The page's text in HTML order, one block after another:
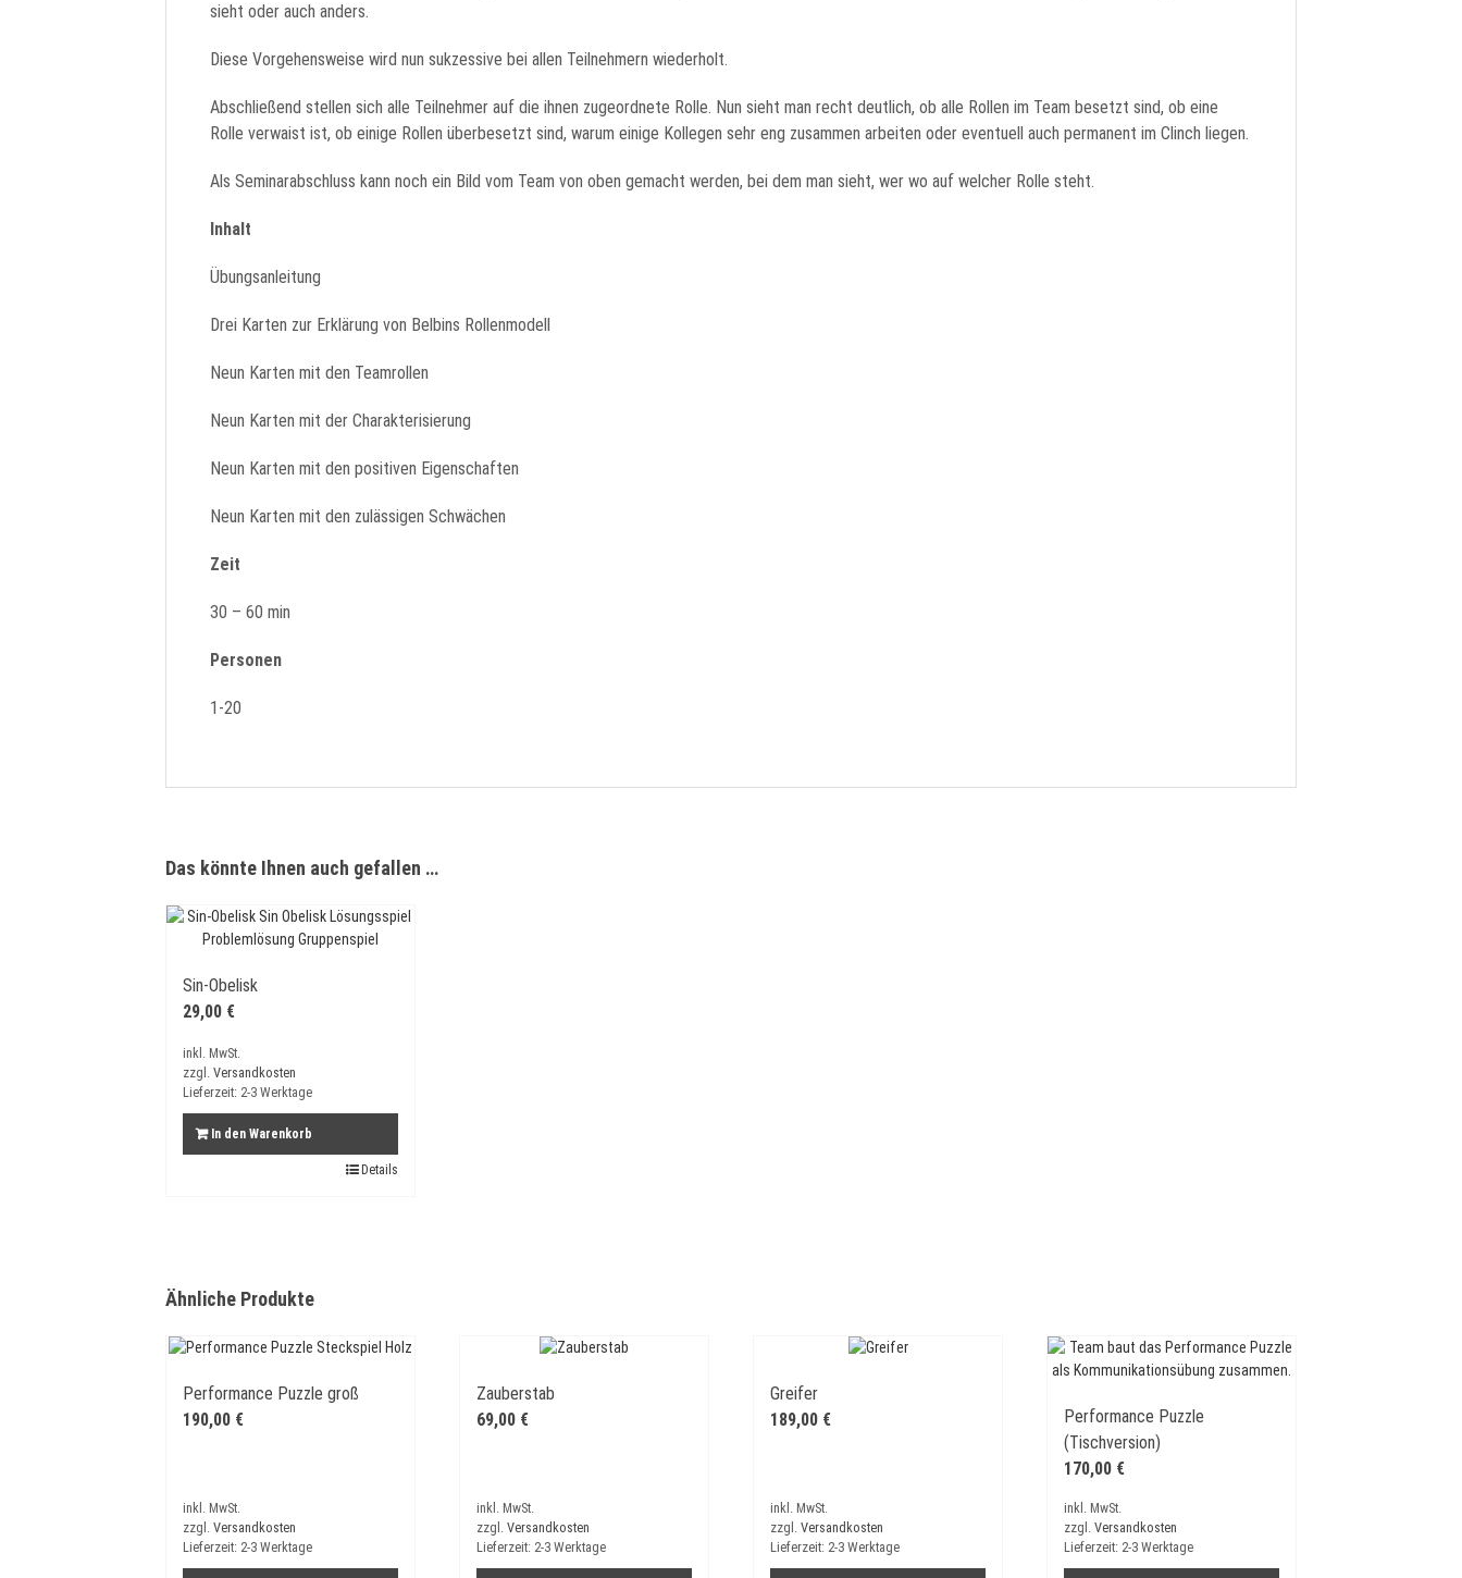
sieht oder auch anders.
Diese Vorgehensweise wird nun sukzessive bei allen Teilnehmern wiederholt.
Abschließend stellen sich alle Teilnehmer auf die ihnen zugeordnete Rolle. Nun sieht man recht deutlich, ob alle Rollen im Team besetzt sind, ob eine
Rolle verwaist ist, ob einige Rollen überbesetzt sind, warum einige Kollegen sehr eng zusammen arbeiten oder eventuell auch permanent im Clinch liegen.
Als Seminarabschluss kann noch ein Bild vom Team von oben gemacht werden, bei dem man sieht, wer wo auf welcher Rolle steht.
Inhalt
Übungsanleitung
Drei Karten zur Erklärung von Belbins Rollenmodell
Neun Karten mit den Teamrollen
Neun Karten mit der Charakterisierung
Neun Karten mit den positiven Eigenschaften
Neun Karten mit den zulässigen Schwächen
Zeit
30 – 60 min
Personen
1-20
Das könnte Ihnen auch gefallen …
Sin-Obelisk
29,00 €
inkl. MwSt.
zzgl. Versandkosten
Lieferzeit: 2-3 Werktage
In den Warenkorb
Details
Ähnliche Produkte
Performance Puzzle groß
190,00 €
inkl. MwSt.
zzgl. Versandkosten
Lieferzeit: 2-3 Werktage
Zauberstab
69,00 €
inkl. MwSt.
zzgl. Versandkosten
Lieferzeit: 2-3 Werktage
Greifer
189,00 €
inkl. MwSt.
zzgl. Versandkosten
Lieferzeit: 2-3 Werktage
Performance Puzzle
(Tischversion)
170,00 €
inkl. MwSt.
zzgl. Versandkosten
Lieferzeit: 2-3 Werktage